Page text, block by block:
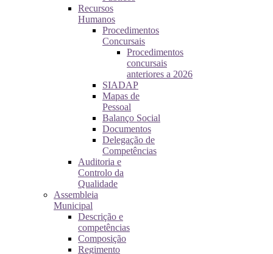
Recursos
Humanos
Procedimentos
Concursais
Procedimentos
concursais
anteriores a 2026
SIADAP
Mapas de
Pessoal
Balanço Social
Documentos
Delegação de
Competências
Auditoria e
Controlo da
Qualidade
Assembleia
Municipal
Descrição e
competências
Composição
Regimento